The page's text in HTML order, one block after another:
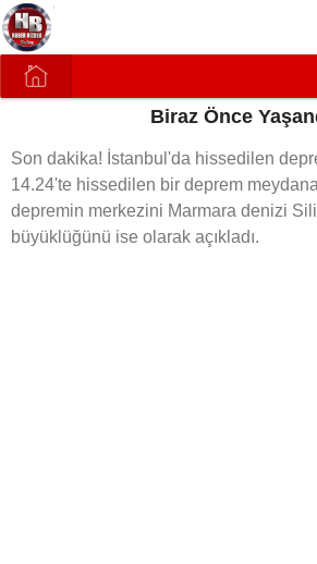
Biraz Önce
Son dakika! İstanbul'da hissedilen
14.24'te hissedilen bir deprem
depremin merkezini Marmara denizi
büyüklüğünü ise olarak açıkladı.